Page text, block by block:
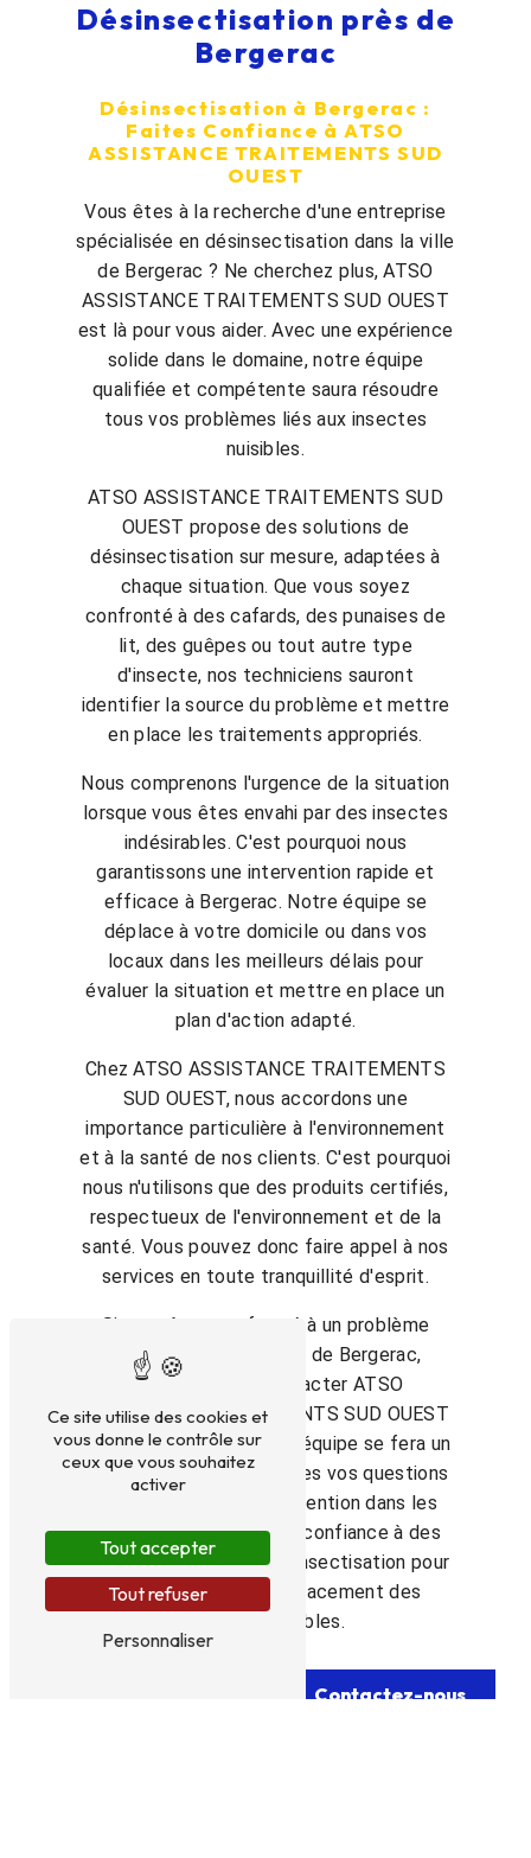
Désinsectisation près de
Bergerac
Désinsectisation à Bergerac :
Faites Confiance à ATSO
ASSISTANCE TRAITEMENTS SUD
OUEST
Vous êtes à la recherche d'une entreprise
spécialisée en désinsectisation dans la ville
de Bergerac ? Ne cherchez plus, ATSO
ASSISTANCE TRAITEMENTS SUD OUEST
est là pour vous aider. Avec une expérience
solide dans le domaine, notre équipe
qualifiée et compétente saura résoudre
tous vos problèmes liés aux insectes
nuisibles.
ATSO ASSISTANCE TRAITEMENTS SUD
OUEST propose des solutions de
désinsectisation sur mesure, adaptées à
chaque situation. Que vous soyez
confronté à des cafards, des punaises de
lit, des guêpes ou tout autre type
d'insecte, nos techniciens sauront
identifier la source du problème et mettre
en place les traitements appropriés.
Nous comprenons l'urgence de la situation
lorsque vous êtes envahi par des insectes
indésirables. C'est pourquoi nous
garantissons une intervention rapide et
efficace à Bergerac. Notre équipe se
déplace à votre domicile ou dans vos
locaux dans les meilleurs délais pour
évaluer la situation et mettre en place un
plan d'action adapté.
Chez ATSO ASSISTANCE TRAITEMENTS
SUD OUEST, nous accordons une
importance particulière à l'environnement
et à la santé de nos clients. C'est pourquoi
nous n'utilisons que des produits certifiés,
respectueux de l'environnement et de la
santé. Vous pouvez donc faire appel à nos
services en toute tranquillité d'esprit.
Si vous êtes confronté à un problème
d'insectes dans la ville de Bergerac,
n'hésitez pas à contacter ATSO
ASSISTANCE TRAITEMENTS SUD OUEST
au 06 15 93 51 14. Notre équipe se fera un
plaisir de répondre à toutes vos questions
et de planifier une intervention dans les
plus brefs délais. Faites confiance à des
professionnels de la désinsectisation pour
vous débarrasser efficacement des
insectes nuisibles.
Contactez-nous
Ce site utilise des cookies et
vous donne le contrôle sur
ceux que vous souhaitez
activer
Tout accepter
Tout refuser
Personnaliser